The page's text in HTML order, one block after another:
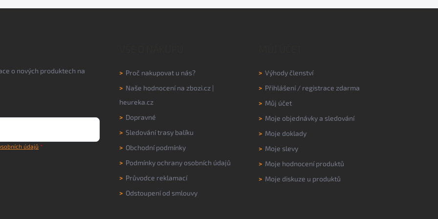
o nových produktech na
údajů
> Proč nakupovat u nás?
> Naše hodnocení na zbozi.cz
heureka.cz
> Dopravné
> Sledování trasy balíku
> Obchodní podmínky
> Podmínky ochrany osobních údajů
> Průvodce reklamací
> Odstoupení od smlouvy
> Výhody členství
> Přihlášení/ registrace zdarma
> Můj účet
> Moje objednávky a sledování
> Moje doklady
> Moje slevy
> Moje hodnocení produktů
> Moje diskuze u produktů